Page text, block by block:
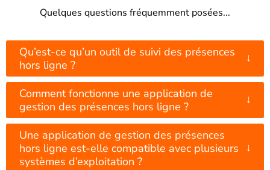
Quelques questions fréquemment posées...
Qu’est-ce qu’un outil de suivi des présences
hors ligne ?
↓
Comment fonctionne une application de
gestion des présences hors ligne ?
↓
Une application de gestion des présences
hors ligne est-elle compatible avec plusieurs
systèmes d’exploitation ?
↓